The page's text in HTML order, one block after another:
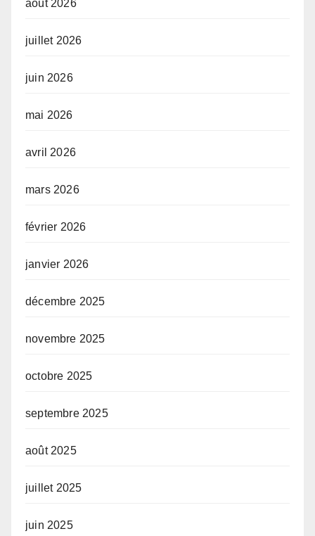
août 2026
juillet 2026
juin 2026
mai 2026
avril 2026
mars 2026
février 2026
janvier 2026
décembre 2025
novembre 2025
octobre 2025
septembre 2025
août 2025
juillet 2025
juin 2025